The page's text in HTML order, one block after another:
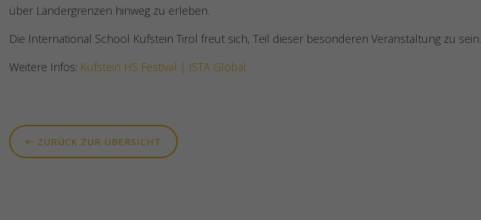
über Ländergrenzen hinweg zu erleben.
Die International School Kufstein Tirol freut sich, Teil dieser besonderen Veranstaltung zu sein.
Weitere Infos: Kufstein HS Festival | ISTA Global
ZURÜCK ZUR ÜBERSICHT